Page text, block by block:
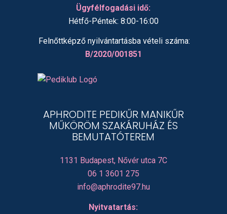
Ügyfélfogadási idő:
Hétfő-Péntek: 8:00-16:00
Felnőttképző nyilvántartásba vételi száma:
B/2020/001851
APHRODITE PEDIKŰR MANIKŰR
MŰKÖRÖM SZAKÁRUHÁZ ÉS
BEMUTATÓTEREM
1131 Budapest, Nővér utca 7C
06 1 3601 275
info@aphrodite97.hu
Nyitvatartás: